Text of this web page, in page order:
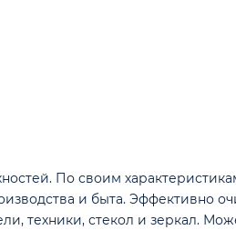
По своим
и быта. Эффективно
техники, стекол и зеркал.